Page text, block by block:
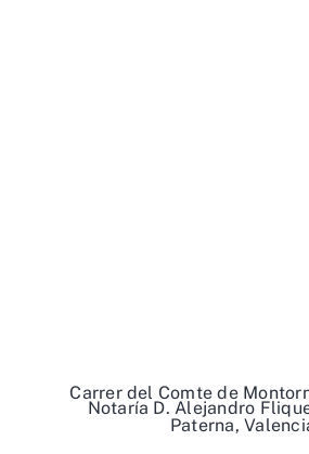
Notaría D. Alejandro
Carrer del Comte de
Paterna,